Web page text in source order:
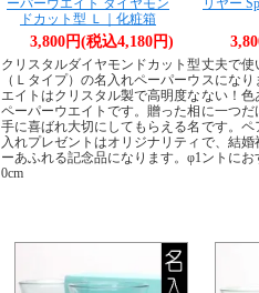
ーパーウエイト ダイヤモン
ドカット型 Ｌ｜化粧箱
3,800円(税込4,180円)
クリスタルダイヤモンドカット型
（Ｌタイプ）の名入れペーパーウ
エイトはクリスタル製で高明度な
ペーパーウエイトです。贈った相
手に喜ばれ大切にしてもらえる名
入れプレゼントはオリジナリティ
ーあふれる記念品になります。φ1
0cm
リヤー
丈夫で使
スになり
ない！色
に一つだ
です。ペ
で、結婚
ントにお